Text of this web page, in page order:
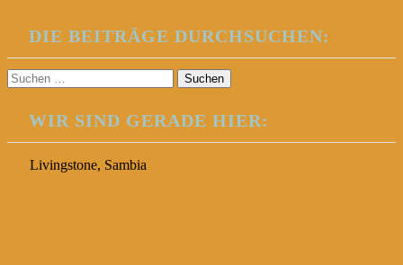
DIE BEITRÄGE DURCHSUCHEN:
Suchen
nach:
WIR SIND GERADE HIER:
Livingstone, Sambia